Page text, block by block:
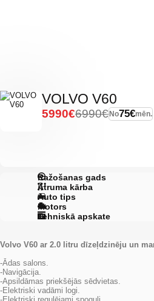
VOLVO V60
No75€mēn.
6990€
5990€
Ražošanas gads
Ātruma kārba
Auto tips
Motors
Tehniskā apskate
Volvo V60 ar 2.0 litru dīzeļdzinēju un
-Ādas salons.
-Navigācija.
-Apsildāmas priekšējās sēdvietas.
-Elektriski vadāmi logi.